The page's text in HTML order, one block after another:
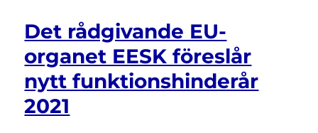
angående
mänskliga
rättigheter
för
personer
Det rådgivande EU-
organet EESK föreslår
nytt funktionshinderår
2021